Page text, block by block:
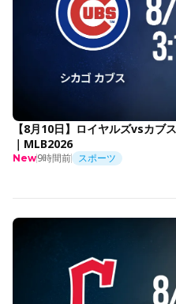
【8月10日】ロイヤルズvsカブ
｜MLB2026
New9時間前 スポーツ